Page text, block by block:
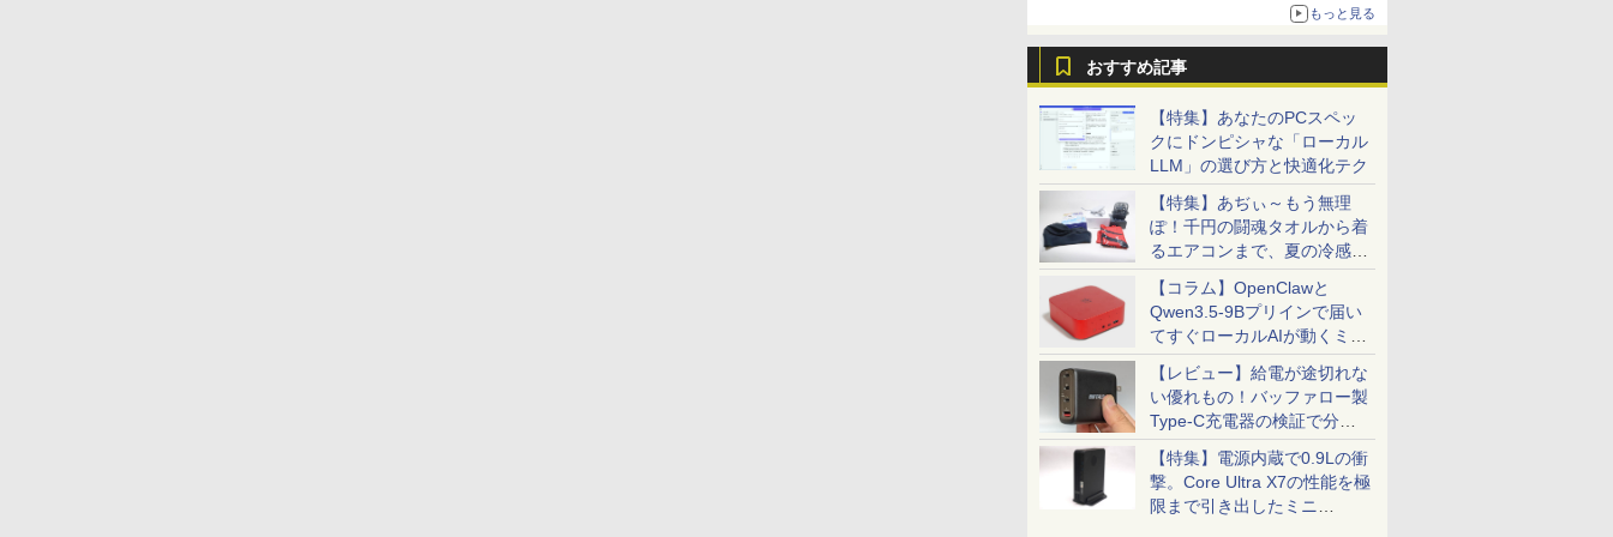
もっと見る
おすすめ記事
【特集】あなたのPCスペッ
クにドンピシャな「ローカル
LLM」の選び方と快適化テク
【特集】あぢぃ～もう無理
ぽ！千円の闘魂タオルから着
るエアコンまで、夏の冷感グ
ッズ一挙紹介
【コラム】OpenClawと
Qwen3.5-9Bプリインで届い
てすぐローカルAIが動くミニ
PC「SER9 Pro」
【レビュー】給電が途切れな
い優れもの！バッファロー製
Type-C充電器の検証で分か
ったこと
【特集】電源内蔵で0.9Lの衝
撃。Core Ultra X7の性能を極
限まで引き出したミニ